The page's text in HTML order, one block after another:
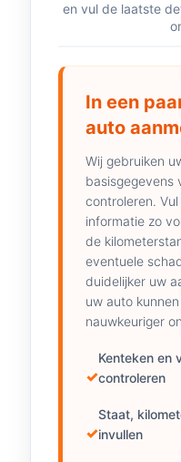
en vul de laatste
In een
auto
Wij gebruiken
basisgegevens
controleren.
informatie zo
de
eventuele
duidelijker uw
uw auto
nauwkeuriger
Kenteken en
controleren
Staat,
invullen